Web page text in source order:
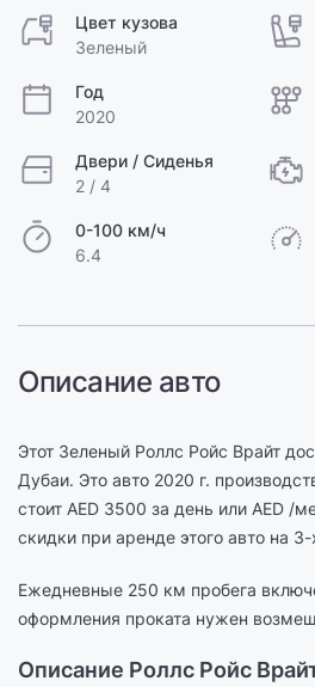
Цвет кузова
Зеленый
Год
2020
Двери / Сиденья
2 / 4
0-100 км/ч
6.4
Описание авто
Этот Зеленый Роллс Ройс Врайт
Дубаи. Это авто 2020 г.
стоит AED 3500 за день или AED /
скидки при аренде этого авто на
Ежедневные 250 км пробега
оформления проката нужен
Описание Роллс Ройс